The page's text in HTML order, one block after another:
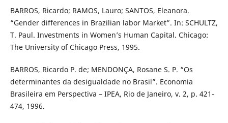
BARROS, Ricardo; RAMOS, Lauro; SANTOS, Eleanora.
“Gender differences in Brazilian labor Market”. In: SCHULTZ,
T. Paul. Investments in Women’s Human Capital. Chicago:
The University of Chicago Press, 1995.
BARROS, Ricardo P. de; MENDONÇA, Rosane S. P. “Os
determinantes da desigualdade no Brasil”. Economia
Brasileira em Perspectiva – IPEA, Rio de Janeiro, v. 2, p. 421-
474, 1996.